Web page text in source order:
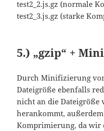
test2_2.js.gz (normale
test2_3.js.gz (starke
5.) „gzip“ +
Durch Minifizierung von
Dateigröße ebenfalls
nicht an die
herankommt,
Komprimierung, da